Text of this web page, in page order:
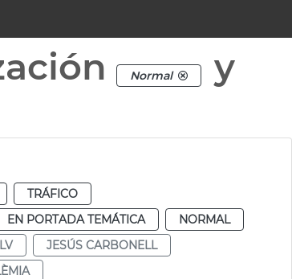
Normal
y
TRÁFICO
EN PORTADA TEMÁTICA
NORMAL
JESÚS CARBONELL